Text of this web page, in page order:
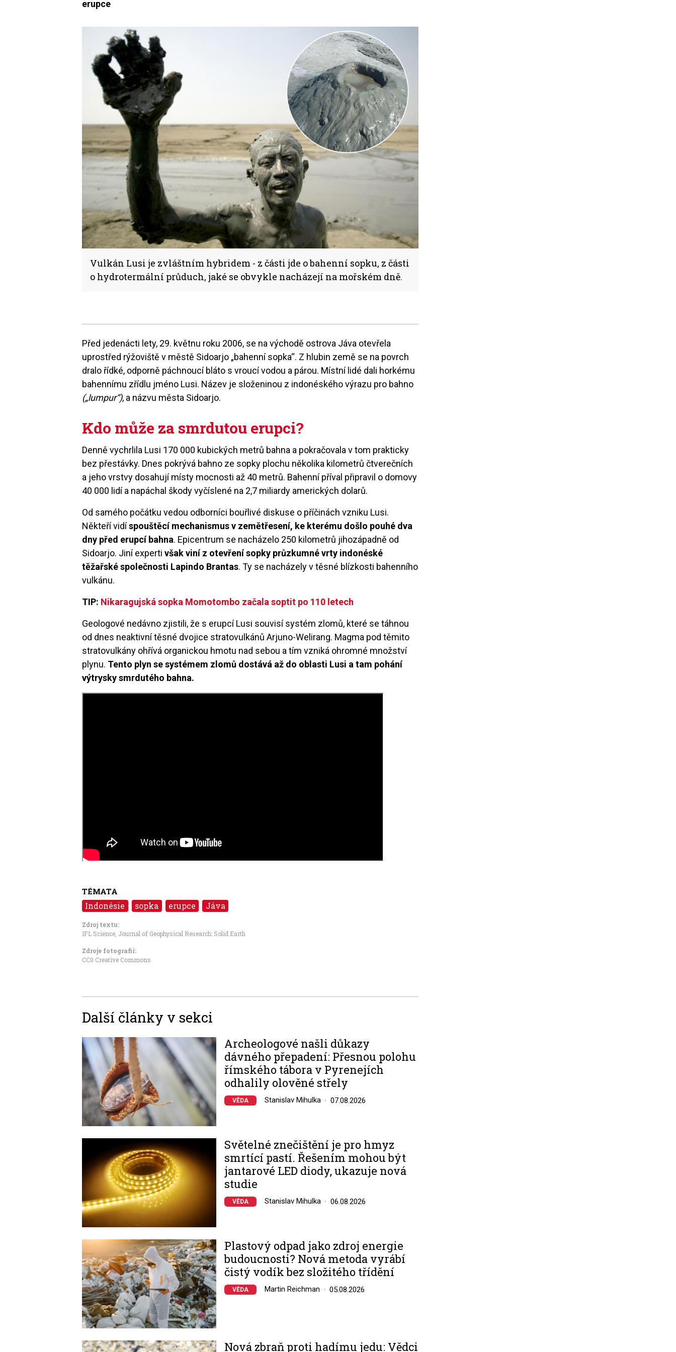
erupce
Vulkán Lusi je zvláštním hybridem - z části jde o bahenní sopku, z části
o hydrotermální průduch, jaké se obvykle nacházejí na mořském dně.
Před jedenácti lety, 29. květnu roku 2006, se na východě ostrova Jáva otevřela
uprostřed rýžoviště v městě Sidoarjo „bahenní sopka“. Z hlubin země se na povrch
dralo řídké, odporně páchnoucí bláto s vroucí vodou a párou. Místní lidé dali horkému
bahennímu zřídlu jméno Lusi. Název je složeninou z indonéského výrazu pro bahno
(„lumpur“), a názvu města Sidoarjo.
Kdo může za smrdutou erupci?
Denně vychrlila Lusi 170 000 kubických metrů bahna a pokračovala v tom prakticky
bez přestávky. Dnes pokrývá bahno ze sopky plochu několika kilometrů čtverečních
a jeho vrstvy dosahují místy mocnosti až 40 metrů. Bahenní příval připravil o domovy
40 000 lidí a napáchal škody vyčíslené na 2,7 miliardy amerických dolarů.
Od samého počátku vedou odborníci bouřlivé diskuse o příčinách vzniku Lusi.
Někteří vidíspouštěcí mechanismus v zemětřesení, ke kterému došlo pouhé dva
dny před erupcí bahna. Epicentrum se nacházelo 250 kilometrů jihozápadně od
Sidoarjo. Jiní expertivšak viní z otevření sopky průzkumné vrty indonéské
těžařské společnosti Lapindo Brantas. Ty se nacházely v těsné blízkosti bahenního
vulkánu.
TIP: Nikaragujská sopka Momotombo začala soptit po 110 letech
Geologové nedávno zjistili, že s erupcí Lusi souvisí systém zlomů, které se táhnou
od dnes neaktivní těsné dvojice stratovulkánů Arjuno-Welirang. Magma pod těmito
stratovulkány ohřívá organickou hmotu nad sebou a tím vzniká ohromné množství
plynu. Tento plyn se systémem zlomů dostává až do oblasti Lusi a tam pohání
výtrysky smrdutého bahna.
TÉMATA
Indonésie sopka erupce Jáva
Zdroj textu:
IFL Science, Journal of Geophysical Research: Solid Earth
Zdroje fotografii:
CC0 Creative Commons
Další články v sekci
Image
Archeologové našli důkazy
dávného přepadení: Přesnou polohu
římského tábora v Pyrenejích
odhalily olověné střely
VĚDA Stanislav Mihulka 07.08.2026
Světelné znečištění je pro hmyz
smrtící pastí. Řešením mohou být
jantarové LED diody, ukazuje nová
studie
VĚDA Stanislav Mihulka 06.08.2026
Image
Plastový odpad jako zdroj energie
budoucnosti? Nová metoda vyrábí
čistý vodík bez složitého třídění
VĚDA Martin Reichman 05.08.2026
Image Nová zbraň proti hadímu jedu: Vědci